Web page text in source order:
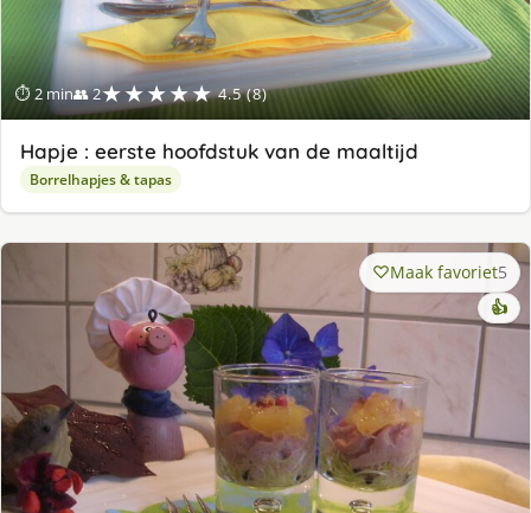
⏱ 2 min👥 2★★★★★ 4.5 (8)
Hapje : eerste hoofdstuk van de maaltijd
Borrelhapjes & tapas
Maak favoriet5
👍